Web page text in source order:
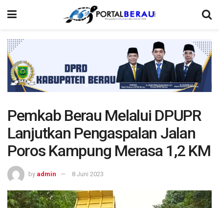
Pemkab Berau Melalui DPUPR
Lanjutkan Pengaspalan Jalan
Poros Kampung Merasa 1,2 KM
by admin 8 Juni 2023